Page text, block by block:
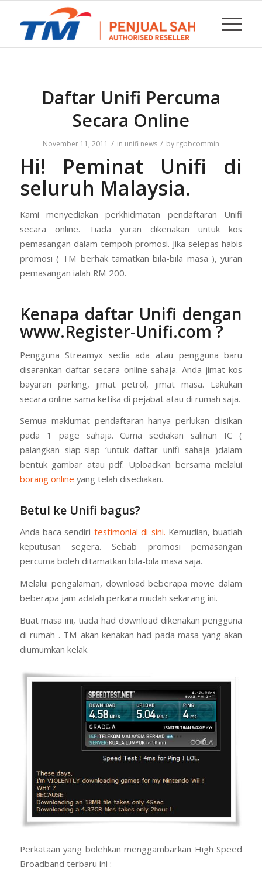
Daftar Unifi Percuma
Secara Online
November 11, 2011 / in unifi news / by rgbbcommin
Hi! Peminat Unifi di
seluruh Malaysia.
Kami menyediakan perkhidmatan pendaftaran Unifi
secara online. Tiada yuran dikenakan untuk kos
pemasangan dalam tempoh promosi. Jika selepas habis
promosi ( TM berhak tamatkan bila-bila masa ), yuran
pemasangan ialah RM 200.
Kenapa daftar Unifi dengan
www.Register-Unifi.com?
Pengguna Streamyx sedia ada atau pengguna baru
disarankan daftar secara online sahaja. Anda jimat kos
bayaran parking, jimat petrol, jimat masa. Lakukan
secara online sama ketika di pejabat atau di rumah saja.
Semua maklumat pendaftaran hanya perlukan diisikan
pada 1 page sahaja. Cuma sediakan salinan IC (
palangkan siap-siap ‘untuk daftar unifi sahaja )dalam
bentuk gambar atau pdf. Uploadkan bersama melalui
borang online yang telah disediakan.
Betul ke Unifi bagus?
Anda baca sendiri testimonial di sini. Kemudian, buatlah
keputusan segera. Sebab promosi pemasangan
percuma boleh ditamatkan bila-bila masa saja.
Melalui pengalaman, download beberapa movie dalam
beberapa jam adalah perkara mudah sekarang ini.
Buat masa ini, tiada had download dikenakan pengguna
di rumah . TM akan kenakan had pada masa yang akan
diumumkan kelak.
Perkataan yang bolehkan menggambarkan High Speed
Broadband terbaru ini :